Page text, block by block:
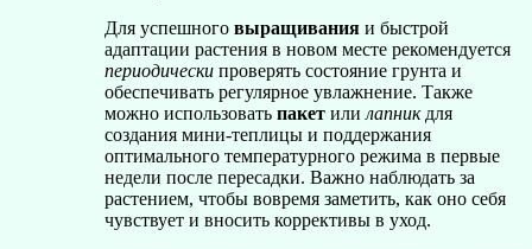
Для успешного выращивания и быстрой
адаптации растения в новом месте рекомендуется
периодически проверять состояние грунта и
обеспечивать регулярное увлажнение. Также
можно использовать пакет или лапникдля
создания мини-теплицы и поддержания
оптимального температурного режима в первые
недели после пересадки. Важно наблюдать за
растением, чтобы вовремя заметить, как оно себя
чувствует и вносить коррективы в уход.